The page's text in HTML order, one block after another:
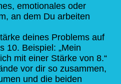
emotionales oder
an dem Du arbeiten
deines Problems auf
10. Beispiel: „Mein
mit einer Stärke von 8.“
vor dir so zusammen,
und die beiden